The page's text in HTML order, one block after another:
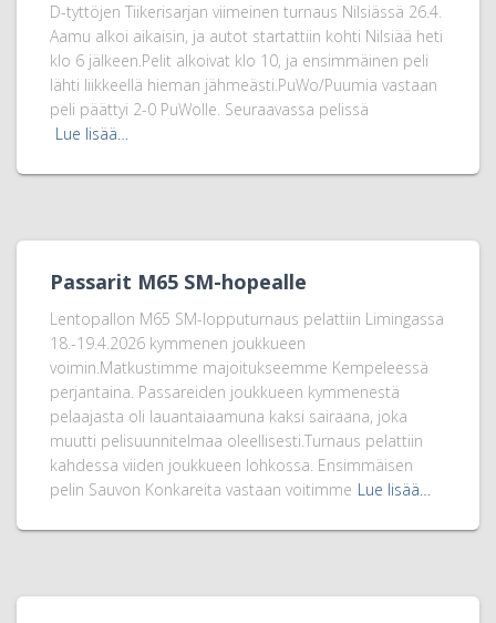
D-tyttöjen Tiikerisarjan viimeinen turnaus Nilsiässä 26.4.
Aamu alkoi aikaisin, ja autot startattiin kohti Nilsiää heti
klo 6 jälkeen.Pelit alkoivat klo 10, ja ensimmäinen peli
lähti liikkeellä hieman jähmeästi.PuWo/Puumia vastaan
peli päättyi 2-0 PuWolle. Seuraavassa pelissä
Lue lisää…
Passarit M65 SM-hopealle
Lentopallon M65 SM-lopputurnaus pelattiin Limingassa
18.-19.4.2026 kymmenen joukkueen
voimin.Matkustimme majoitukseemme Kempeleessä
perjantaina. Passareiden joukkueen kymmenestä
pelaajasta oli lauantaiaamuna kaksi sairaana, joka
muutti pelisuunnitelmaa oleellisesti.Turnaus pelattiin
kahdessa viiden joukkueen lohkossa. Ensimmäisen
pelin Sauvon Konkareita vastaan voitimme Lue lisää…